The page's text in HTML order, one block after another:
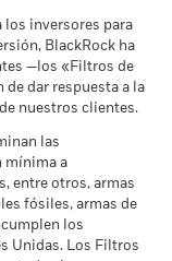
base el Valor
brutos
inversión puede
en una divisa
rentabilidad
año
vez deducidos los
año
podría recibir en
EUR Short Term
0,00%
0,00%
los inversores para
BlackRock ha
—los «Filtros de
de dar respuesta a la
nuestros clientes.
las
mínima a
entre otros, armas
fósiles, armas de
los
Unidas. Los Filtros